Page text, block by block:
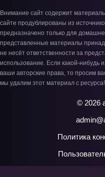
Внимание сайт содержит
сайте продублированы из
предназначено только для
представленные материалы
не несёт ответственности за
использование. Если какой-нибудь
ваши авторские права, то просим
мы удалим этот материал с ресурса!
© 2026
Политика